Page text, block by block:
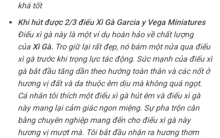
khá tốt
Khi hút được 2/3 điếu Xì Gà Garcia y Vega Miniatures
Điếu xì gà này là một ví dụ hoàn hảo về chất lượng
của Xì Gà.Tro giữ lại rất đẹp, nó bám một nửa qua điếu
xì gà trước khi trọng lực tác động. Sức mạnh của điếu xì
gà bắt đầu tăng dần theo hướng toàn thân và các nốt ở
hương vị đất và da thuộc êm dịu mà không quá ngọt.
Cá nhân tôi thích một điếu xì gà hút êm và điếu xì gà
này mang lại cảm giác ngon miệng. Sự pha trộn cân
bằng chuyên nghiệp mang đến cho điếu xì gà này
hương vị mượt mà. Tôi bắt đầu nhận ra hương thơm